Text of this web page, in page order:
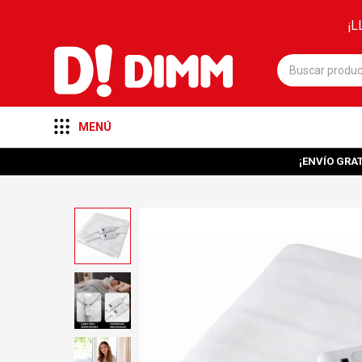
MENÚ
¡ENVÍO